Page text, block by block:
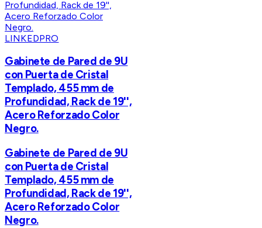
LINKEDPRO
Gabinete de Pared de 9U
con Puerta de Cristal
Templado, 455 mm de
Profundidad, Rack de 19'',
Acero Reforzado Color
Negro.
Gabinete de Pared de 9U
con Puerta de Cristal
Templado, 455 mm de
Profundidad, Rack de 19'',
Acero Reforzado Color
Negro.